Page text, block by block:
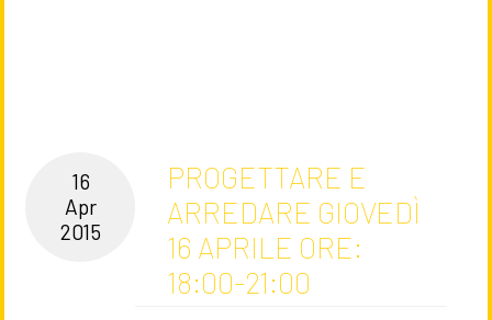
16
Apr
2015
PROGETTARE E
ARREDARE GIOVEDÌ
16 APRILE ORE:
18:00-21:00